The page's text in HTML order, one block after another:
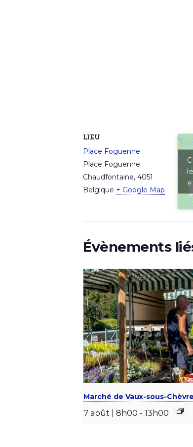
LIEU
Place Foguenne
Place Foguenne
Chaudfontaine, 4051
Belgique + Google Map
Évènements
Marché de Vaux-sous-
7 août | 8h00 - 13h00